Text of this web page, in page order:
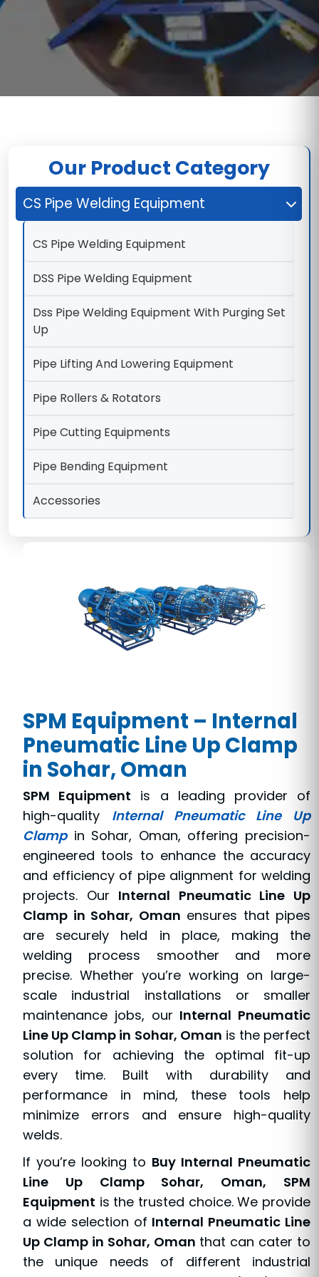
Our Product Category
CS Pipe Welding Equipment
CS Pipe Welding Equipment
DSS Pipe Welding Equipment
Dss Pipe Welding Equipment With Purging Set
Up
Pipe Lifting And Lowering Equipment
Pipe Rollers & Rotators
Pipe Cutting Equipments
Pipe Bending Equipment
Accessories
SPM Equipment – Internal
Pneumatic Line Up Clamp
in Sohar, Oman
SPM Equipment is a leading provider of
high-quality Internal Pneumatic Line Up
Clampin Sohar, Oman, offering precision-
engineered tools to enhance the accuracy
and efficiency of pipe alignment for welding
projects. Our Internal Pneumatic Line Up
Clamp in Sohar, Oman ensures that pipes
are securely held in place, making the
welding process smoother and more
precise. Whether you’re working on large-
scale industrial installations or smaller
maintenance jobs, our Internal Pneumatic
Line Up Clamp in Sohar, Oman is the perfect
solution for achieving the optimal fit-up
every time. Built with durability and
performance in mind, these tools help
minimize errors and ensure high-quality
welds.
If you’re looking to Buy Internal Pneumatic
Line Up Clamp Sohar, Oman, SPM
Equipment is the trusted choice. We provide
a wide selection of Internal Pneumatic Line
Up Clamp in Sohar, Oman that can cater to
the unique needs of different industrial